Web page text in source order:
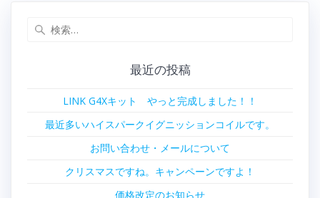
ビ
最近の投稿
LINK G4Xキット やっと完成しました！！
最近多いハイスパークイグニッションコイルです。
お問い合わせ・メールについて
クリスマスですね。キャンペーンですよ！
価格改定のお知らせ